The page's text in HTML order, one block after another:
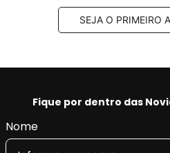
SEJA O PRIMEIRO
Fique por dentro das
Nome